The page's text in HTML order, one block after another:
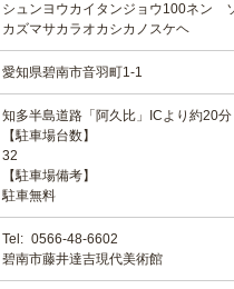
シュンヨウカイタンジョウ100ネン
カズマサカラオカシカノスケヘ
愛知県碧南市音羽町1-1
知多半島道路「阿久比」ICより約20
【駐車場台数】
32
【駐車場備考】
駐車無料
Tel: 0566-48-6602
碧南市藤井達吉現代美術館